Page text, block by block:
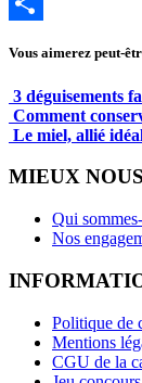
Vous aimerez peut-
3 déguisements
Comment
Le miel, allié
MIEUX
Qui
Nos
Politique de
Mentions
CGU de la